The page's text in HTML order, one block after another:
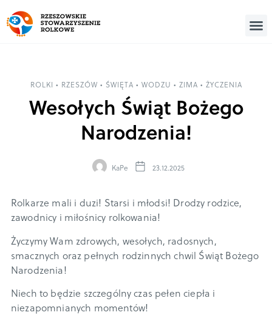
ROLKI • RZESZÓW • ŚWIĘTA • WODZU • ZIMA • ŻYCZENIA
Wesołych Świąt Bożego
Narodzenia!
KaPe 23.12.2025
Rolkarze mali i duzi! Starsi i młodsi! Drodzy rodzice,
zawodnicy i miłośnicy rolkowania!
Życzymy Wam zdrowych, wesołych, radosnych,
smacznych oraz pełnych rodzinnych chwil Świąt Bożego
Narodzenia!
Niech to będzie szczególny czas pełen ciepła i
niezapomnianych momentów!